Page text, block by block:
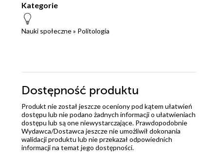
Kategorie
Nauki społeczne» Politologia
Dostępność produktu
Produkt nie został jeszcze oceniony pod kątem ułatwień
dostępu lub nie podano żadnych informacji o ułatwieniach
dostępu lub są one niewystarczające. Prawdopodobnie
Wydawca/Dostawca jeszcze nie umożliwił dokonania
walidacji produktu lub nie przekazał odpowiednich
informacji na temat jego dostępności.